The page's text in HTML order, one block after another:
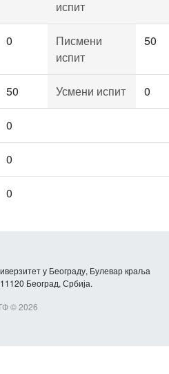
испит
0
Писмени
испит
50
50 Усмени испит 0
0
0
0
у Београду, Булевар краља
Београд, Србија.
© 2026